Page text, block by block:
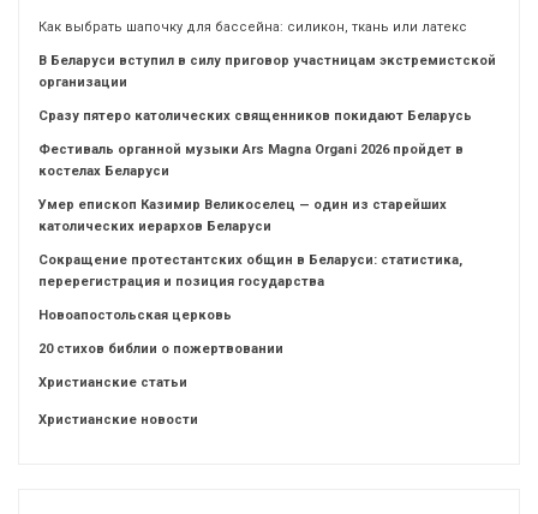
Как выбрать шапочку для бассейна: силикон, ткань или латекс
В Беларуси вступил в силу приговор участницам экстремистской
организации
Сразу пятеро католических священников покидают Беларусь
Фестиваль органной музыки Ars Magna Organi 2026 пройдет в
костелах Беларуси
Умер епископ Казимир Великоселец — один из старейших
католических иерархов Беларуси
Сокращение протестантских общин в Беларуси: статистика,
перерегистрация и позиция государства
Новоапостольская церковь
20 стихов библии о пожертвовании
Христианские статьи
Христианские новости